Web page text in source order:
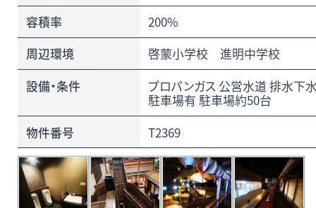
容積率
200%
周辺環境
啓蒙小学校 進明中学校
設備・条件
プロパンガス 公営水道 排水下
駐車場有 駐車場約50台
物件番号
T2369